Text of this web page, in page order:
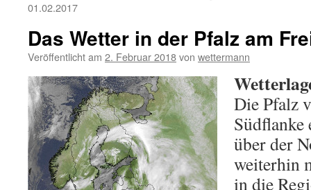
01.02.2017
Das Wetter in der Pfalz am
Veröffentlicht am 2. Februar 2018von wettermann
Die Pfalz
über der
weiterhin
in die